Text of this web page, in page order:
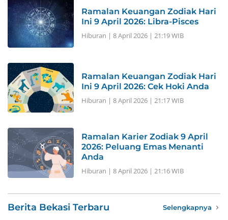
Ramalan Keuangan Zodiak Hari
Ini 9 April 2026: Libra-Pisces
Hiburan | 8 April 2026 | 21:19 WIB
Ramalan Keuangan Zodiak Hari
Ini 9 April 2026: Cek Hoki Anda
Hiburan | 8 April 2026 | 21:17 WIB
Ramalan Karier Zodiak 9 April
2026: Peluang Emas Menanti
Anda
Hiburan | 8 April 2026 | 21:16 WIB
Berita Bekasi Terbaru Selengkapnya